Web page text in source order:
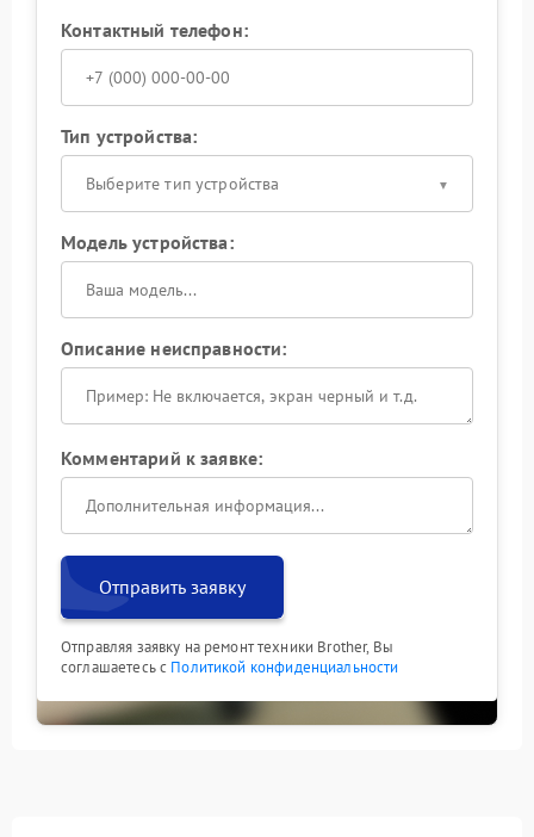
Контактный телефон:
Тип устройства:
Выберите тип устройства
Модель устройства:
Описание неисправности:
Комментарий к заявке:
Отправить заявку
Отправляя заявку на ремонт техники Brother, Вы
соглашаетесь с Политикой конфиденциальности